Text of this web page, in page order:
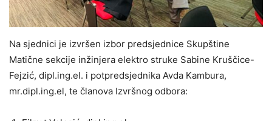
Na sjednici je izvršen izbor predsjednice Skupštine
Matične sekcije inžinjera elektro struke Sabine Kruščice-
Fejzić, dipl.ing.el. i potpredsjednika Avda Kambura,
mr.dipl.ing.el, te članova Izvršnog odbora: